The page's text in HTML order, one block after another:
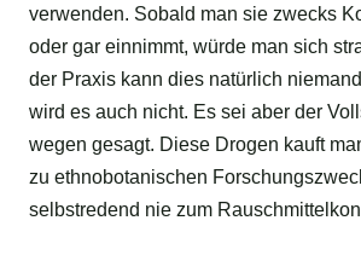
verwenden. Sobald man sie zwecks
oder gar einnimmt, würde man sich
der Praxis kann dies natürlich
wird es auch nicht. Es sei aber der
wegen gesagt. Diese Drogen kauft
zu ethnobotanischen
selbstredend nie zum